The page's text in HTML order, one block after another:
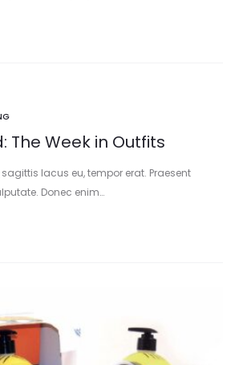
The Week in Outfits
lacus eu, tempor erat. Praesent
Donec enim…